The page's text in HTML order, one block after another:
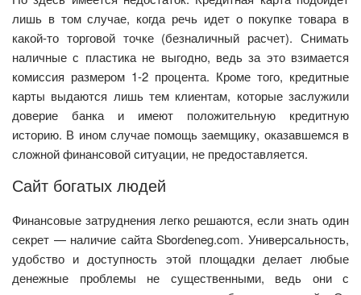
лишь в том случае, когда речь идет о покупке товара в
какой-то торговой точке (безналичный расчет). Снимать
наличные с пластика не выгодно, ведь за это взимается
комиссия размером 1-2 процента. Кроме того, кредитные
карты выдаются лишь тем клиентам, которые заслужили
доверие банка и имеют положительную кредитную
историю. В ином случае помощь заемщику, оказавшемся в
сложной финансовой ситуации, не предоставляется.
Сайт богатых людей
Финансовые затруднения легко решаются, если знать один
секрет — наличие сайта Sbordeneg.com. Универсальность,
удобство и доступность этой площадки делает любые
денежные проблемы не существенными, ведь они с